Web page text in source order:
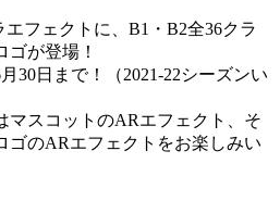
エフェクトに、B1・B2全36クラ
ゴが登場！
30日まで！（2021-22シーズンい
マスコットのARエフェクト、そ
ゴのARエフェクトをお楽しみい